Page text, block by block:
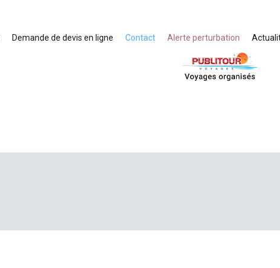
Demande de devis en ligne Contact Alerte perturbation
Voyages organisés